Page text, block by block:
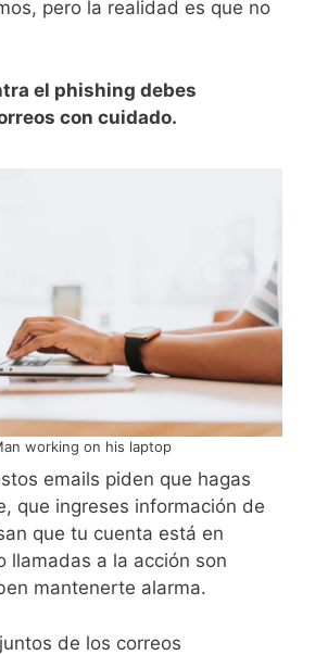
pero la realidad es que no
el phishing debes
con cuidado.
working on his laptop
emails piden que hagas
que ingreses información de
que tu cuenta está en
llamadas a la acción son
mantenerte alarma.
de los correos